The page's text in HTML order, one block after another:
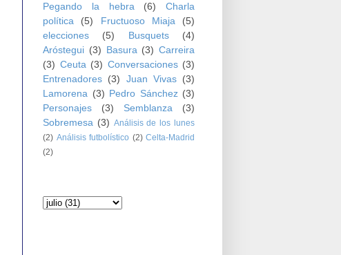
Pegando la hebra
(6)
Charla
política
(5) Fructuoso Miaja
(5)
elecciones
(5) Busquets
(4)
Aróstegui (3) Basura (3) Carreira
(3) Ceuta (3) Conversaciones (3)
Entrenadores (3) Juan Vivas
(3)
Lamorena (3) Pedro Sánchez (3)
Personajes
(3) Semblanza
(3)
Sobremesa (3) Análisis de los lunes
(2) Análisis futbolístico (2) Celta-Madrid
(2)